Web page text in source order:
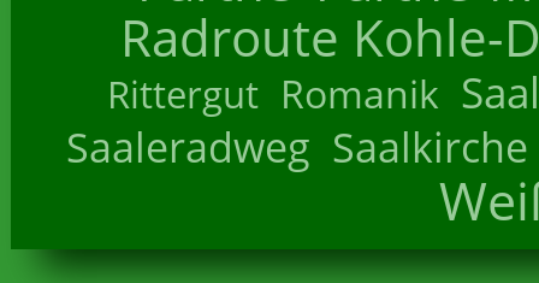
Radroute Kohle-
Rittergut Romanik
Saaleradweg Saalkirche